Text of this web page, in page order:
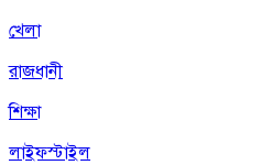
খেলা
রাজধানী
শিক্ষা
লাইফস্টাইল